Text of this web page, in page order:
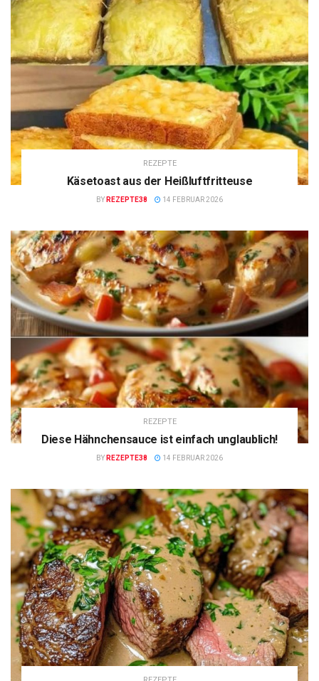
REZEPTE
Käsetoast aus der Heißluftfritteuse
BY REZEPTE38 14 FEBRUAR 2026
REZEPTE
Diese Hähnchensauce ist einfach unglaublich!
BY REZEPTE38 14 FEBRUAR 2026